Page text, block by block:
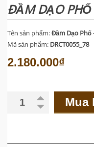
ĐẦM DẠO PHỐ
Tên sản phẩm:Đầm Dạo Phố
Mã sản phẩm: DRCT0055_78
2.180.000₫
Mua